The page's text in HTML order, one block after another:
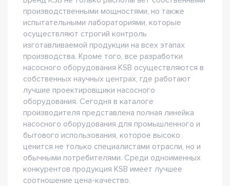
производственными мощностями, но также
испытательными лабораториями, которые
осуществляют строгий контроль
изготавливаемой продукции на всех этапах
производства. Кроме того, все разработки
насосного оборудования KSB осуществляются в
собственных научных центрах, где работают
лучшие проектировщики насосного
оборудования. Сегодня в каталоге
производителя представлена полная линейка
насосного оборудования для промышленного и
бытового использования, которое высоко
ценится не только специалистами отрасли, но и
обычными потребителями. Среди одноименных
конкурентов продукция KSB имеет лучшее
соотношение цена-качество.